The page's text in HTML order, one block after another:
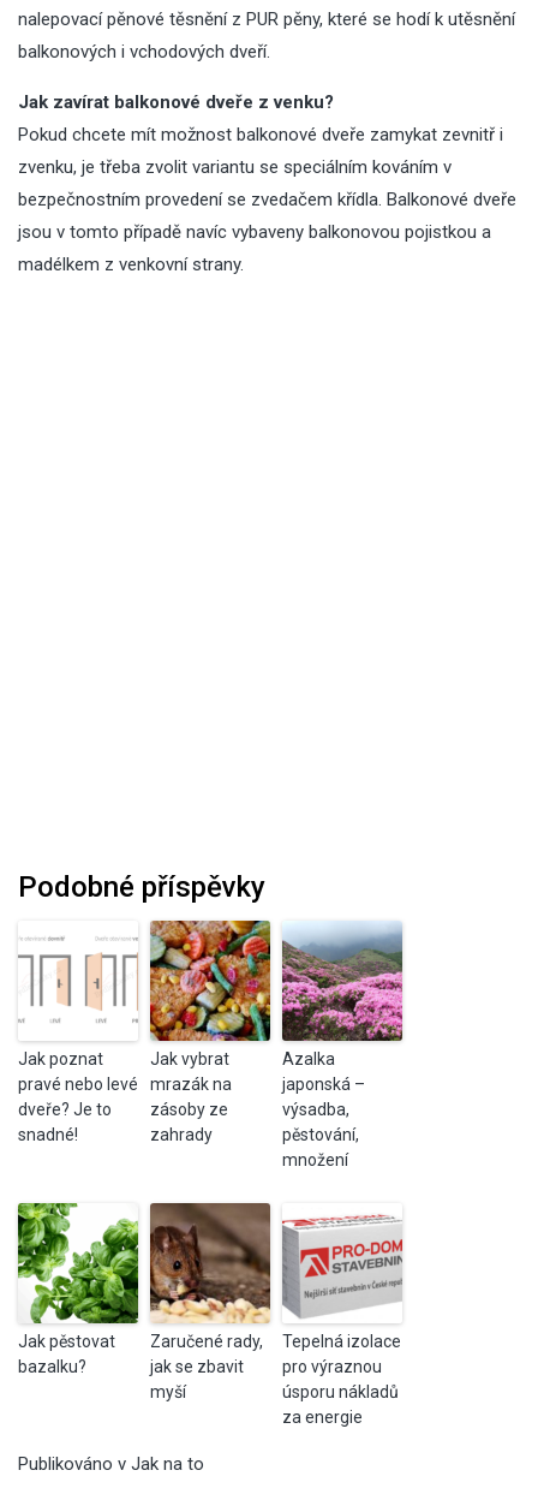
nalepovací pěnové těsnění z PUR pěny, které se hodí k utěsnění
balkonových i vchodových dveří.
Jak zavírat balkonové dveře z venku?
Pokud chcete mít možnost balkonové dveře zamykat zevnitř i
zvenku, je třeba zvolit variantu se speciálním kováním v
bezpečnostním provedení se zvedačem křídla. Balkonové dveře
jsou v tomto případě navíc vybaveny balkonovou pojistkou a
madélkem z venkovní strany.
Podobné příspěvky
Jak poznat
pravé nebo levé
dveře? Je to
snadné!
Jak vybrat
mrazák na
zásoby ze
zahrady
Azalka
japonská –
výsadba,
pěstování,
množení
Jak pěstovat
bazalku?
Zaručené rady,
jak se zbavit
myší
Tepelná izolace
pro výraznou
úsporu nákladů
za energie
Publikováno v Jak na to